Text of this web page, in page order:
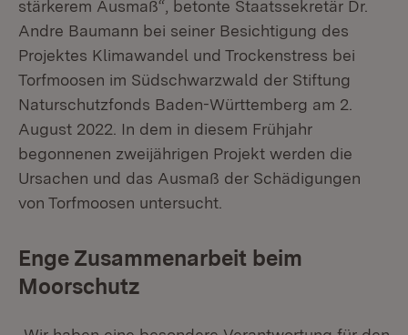
stärkerem Ausmaß“, betonte Staatssekretär Dr.
Andre Baumann bei seiner Besichtigung des
Projektes Klimawandel und Trockenstress bei
Torfmoosen im Südschwarzwald der Stiftung
Naturschutzfonds Baden-Württemberg am 2.
August 2022. In dem in diesem Frühjahr
begonnenen zweijährigen Projekt werden die
Ursachen und das Ausmaß der Schädigungen
von Torfmoosen untersucht.
Enge Zusammenarbeit beim
Moorschutz